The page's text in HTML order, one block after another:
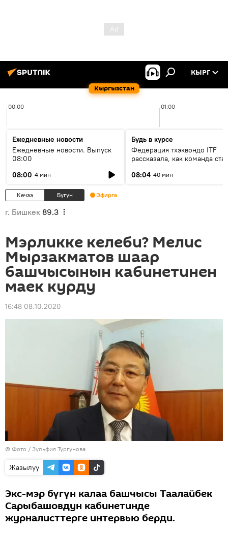
Кыргызстан
КЫРГ
00:00 01:00
Ежедневные новости
Ежедневные новости. Выпуск
08:00
08:00 4 мин
Будь в курсе
Федерация тхэквондо ITF
рассказала, как команда
08:04 40 мин
Кечээ Бүгүн Эфирге
г. Бишкек 89.3
Мэрликке келеби? Мелис
Мырзакматов шаар
башчысынын кабинетинен
маек курду
16:48 08.10.2020
© Фото / Зульфия Тургунова
Жазылуу
Экс-мэр бүгүн калаа башчысы Таалайбек
Сарыбашовдун кабинетинде
журналисттерге интервью берди.